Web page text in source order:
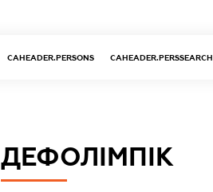
CAHEADER.PERSONS CAHEADER.PERSSEARCH
ДЕФОЛІМПІК